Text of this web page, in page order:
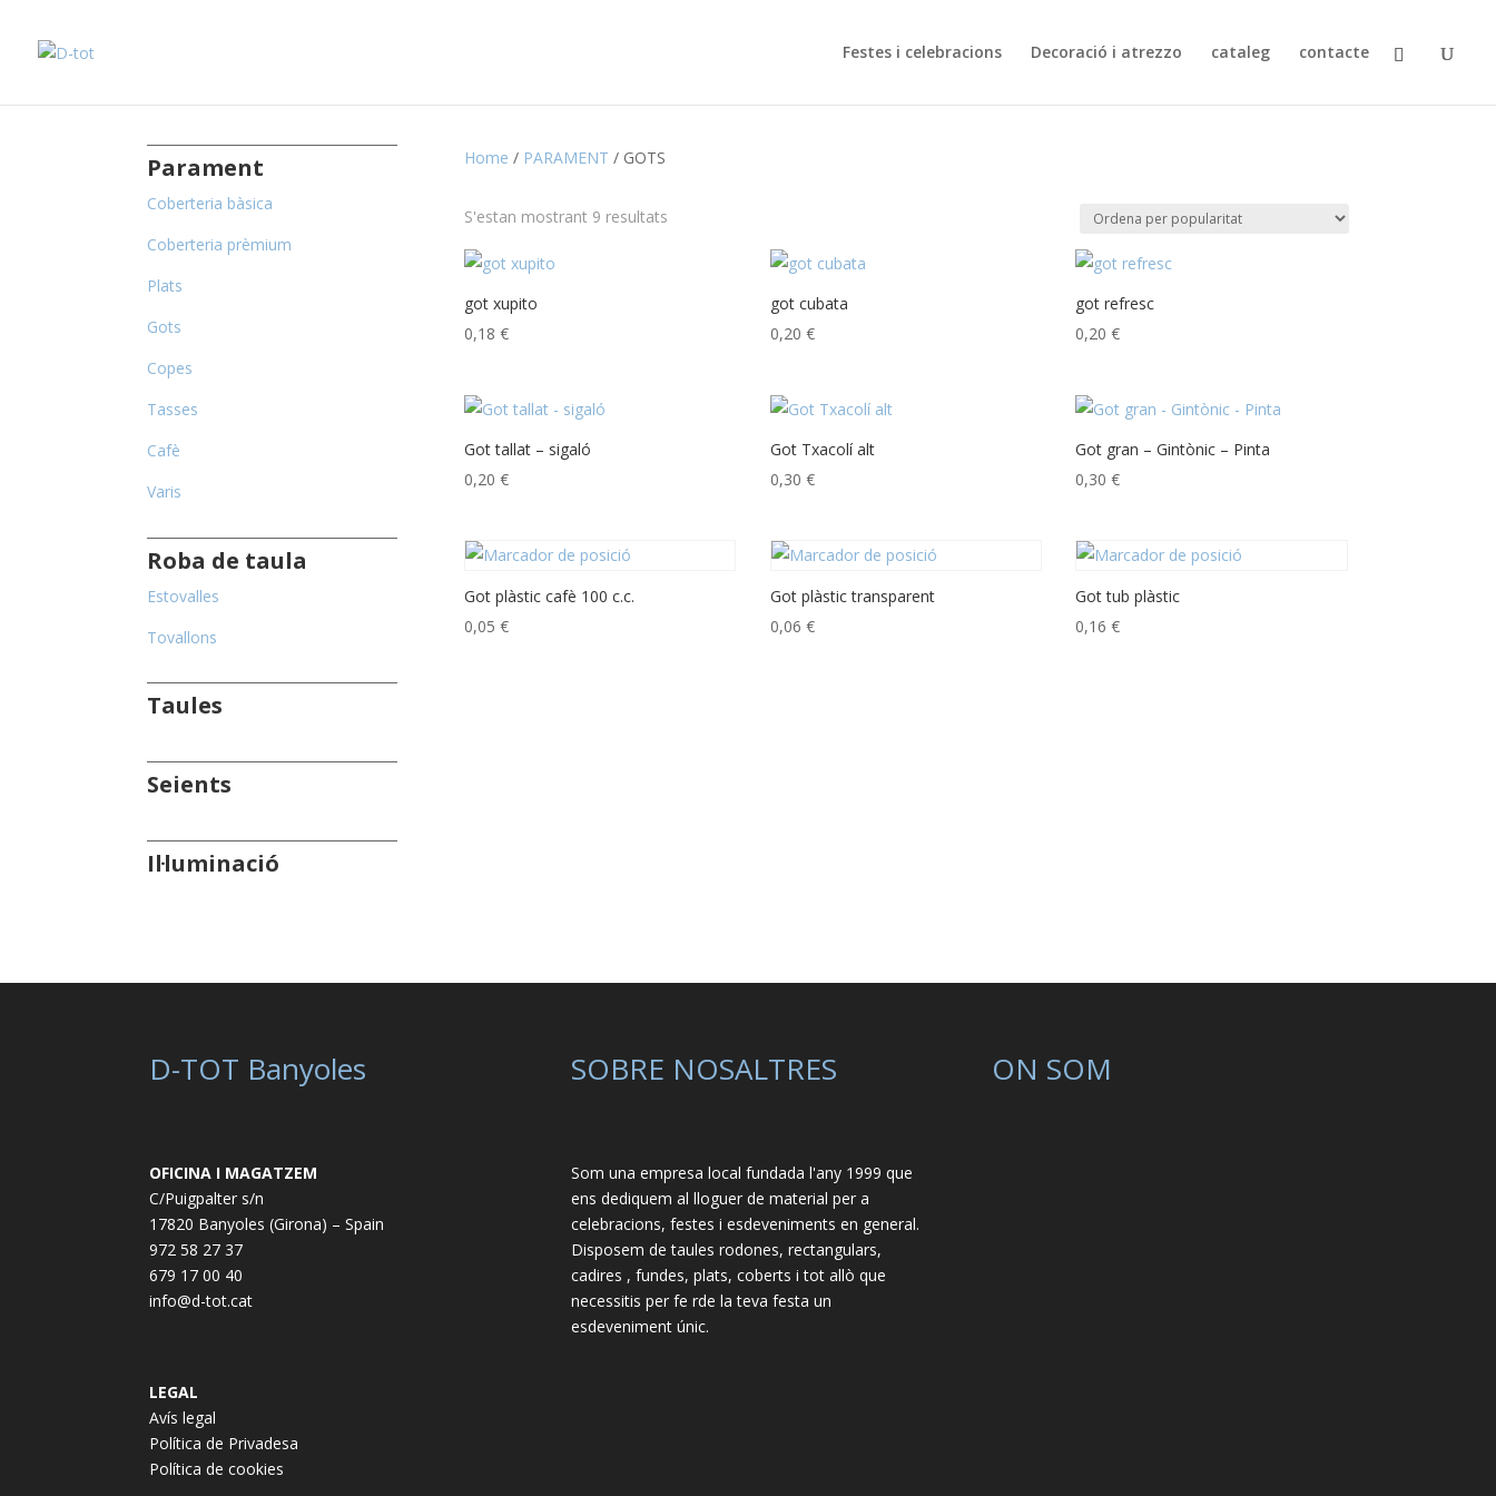
Festes i celebracions Decoració i atrezzo cataleg contacte
Parament
Coberteria bàsica
Coberteria prèmium
Plats
Gots
Copes
Tasses
Cafè
Varis
Roba de taula
Estovalles
Tovallons
Taules
Seients
Il·luminació
Home / PARAMENT / GOTS
S'estan mostrant 9 resultatsOrdenat
got xupito
0,18 €
got cubata
0,20 €
got refresc
0,20€
Got tallat – sigaló
0,20 €
Got Txacolí alt
0,30 €
Got gran – Gintònic – Pinta
0,30€
Got plàstic cafè 100 c.c.
0,05 €
Got plàstic transparent
0,06 €
Got tub plàstic
0,16€
D-TOT Banyoles
OFICINA I MAGATZEM
C/Puigpalter s/n
17820 Banyoles (Girona) – Spain
972 58 27 37
679 17 00 40
info@d-tot.cat
LEGAL
Avís legal
Política de Privadesa
Política de cookies
SOBRE NOSALTRES
Som una empresa local fundada l'any 1999 que
ens dediquem al lloguer de material per a
celebracions, festes i esdeveniments en general.
Disposem de taules rodones, rectangulars,
cadires , fundes, plats, coberts i tot allò que
necessitis per fe rde la teva festa un
esdeveniment únic.
ON SOM